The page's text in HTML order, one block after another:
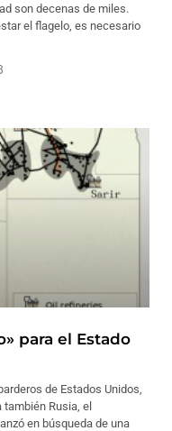
son decenas de miles.
el flagelo, es necesario
para el Estado
de Estados Unidos,
también Rusia, el
en búsqueda de una